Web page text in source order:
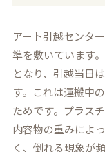
アート引越センタ
準を敷いています
となり、引越当日
す。これは運搬中
ためです。プラス
内容物の重みによ
く、倒れる現象が